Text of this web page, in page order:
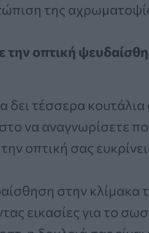
της
την οπτική
δει τέσσερα
να αναγνωρίσετε
οπτική σας
στην κλίμακα
εικασίες για το